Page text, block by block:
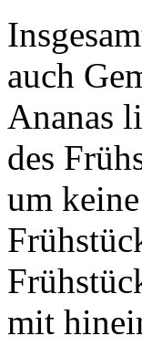
auch
Ananas
des
um
mit